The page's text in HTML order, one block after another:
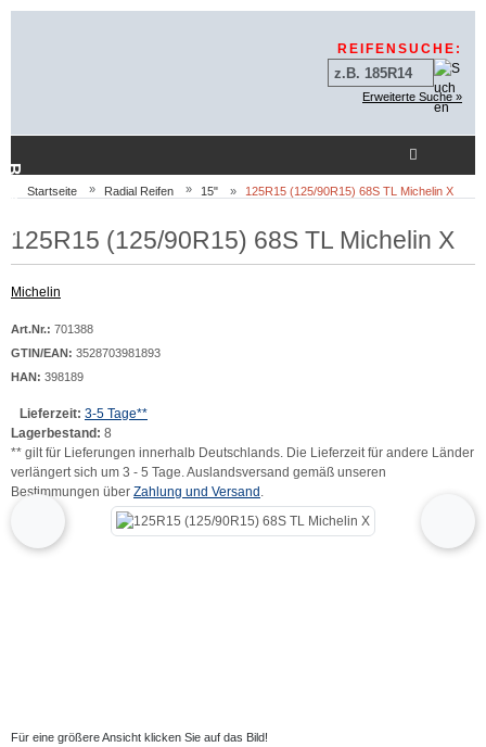
Sprungnavigation
REIFENSUCHE:
Erweiterte Suche »
Startseite Radial Reifen 15" 125R15 (125/90R15) 68S TL Michelin X
125R15 (125/90R15) 68S TL Michelin X
Michelin
Art.Nr.: 701388
GTIN/EAN: 3528703981893
HAN: 398189
Lieferzeit: 3-5 Tage**
Lagerbestand: 8
** gilt für Lieferungen innerhalb Deutschlands. Die Lieferzeit für andere Länder
verlängert sich um 3 - 5 Tage. Auslandsversand gemäß unseren
Bestimmungen über Zahlung und Versand .
Wenn mehr als ein Produktbild existiert, können Sie die "Zurück-" und "Vor-
zurück vor
Für eine größere Ansicht klicken Sie auf das Bild!
Beratung